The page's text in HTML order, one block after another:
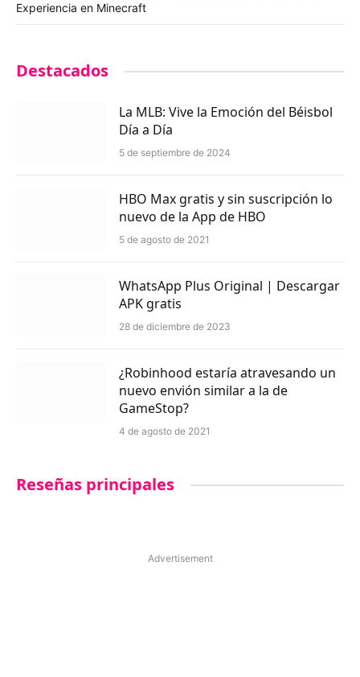
Experiencia en Minecraft
Destacados
La MLB: Vive la Emoción del Béisbol
Día a Día
5 de septiembre de 2024
HBO Max gratis y sin suscripción lo
nuevo de la App de HBO
5 de agosto de 2021
WhatsApp Plus Original | Descargar
APK gratis
28 de diciembre de 2023
¿Robinhood estaría atravesando un
nuevo envión similar a la de
GameStop?
4 de agosto de 2021
Reseñas principales
Advertisement